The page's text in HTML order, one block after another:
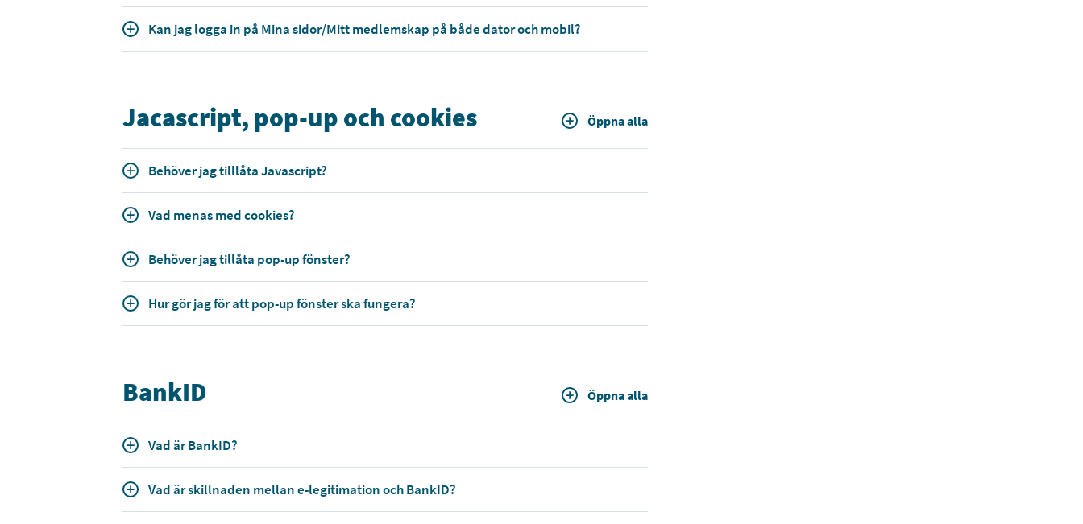
Kan jag logga in på Mina sidor/Mitt medlemskap på både dator och mobil?
Jacascript, pop-up och cookies Öppna alla
Behöver jag tilllåta Javascript?
Vad menas med cookies?
Behöver jag tillåta pop-up fönster?
Hur gör jag för att pop-up fönster ska fungera?
BankID Öppna alla
Vad är BankID?
Vad är skillnaden mellan e-legitimation och BankID?